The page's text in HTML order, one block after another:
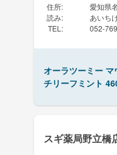
住所:
愛知県
読み:
あいち
TEL : 052-
オーラツーミー
チリーフミント
スギ薬局野立橋